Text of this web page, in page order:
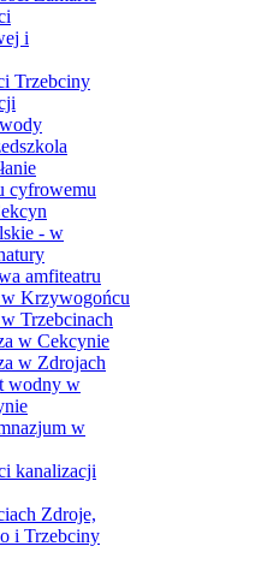
i
Trzebciny
cyfrowemu
- w
amfiteatru
w Krzywogońcu
Trzebcinach
w Cekcynie
w Zdrojach
wodny w
w
kanalizacji
Zdroje,
i Trzebciny